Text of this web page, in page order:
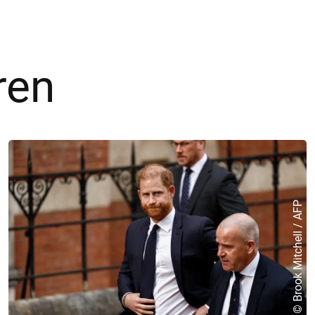
© Brook Mitchell / AFP